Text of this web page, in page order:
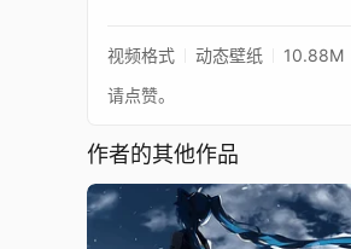
视频格式 动态壁纸 10.88M
请点赞。
作者的其他作品